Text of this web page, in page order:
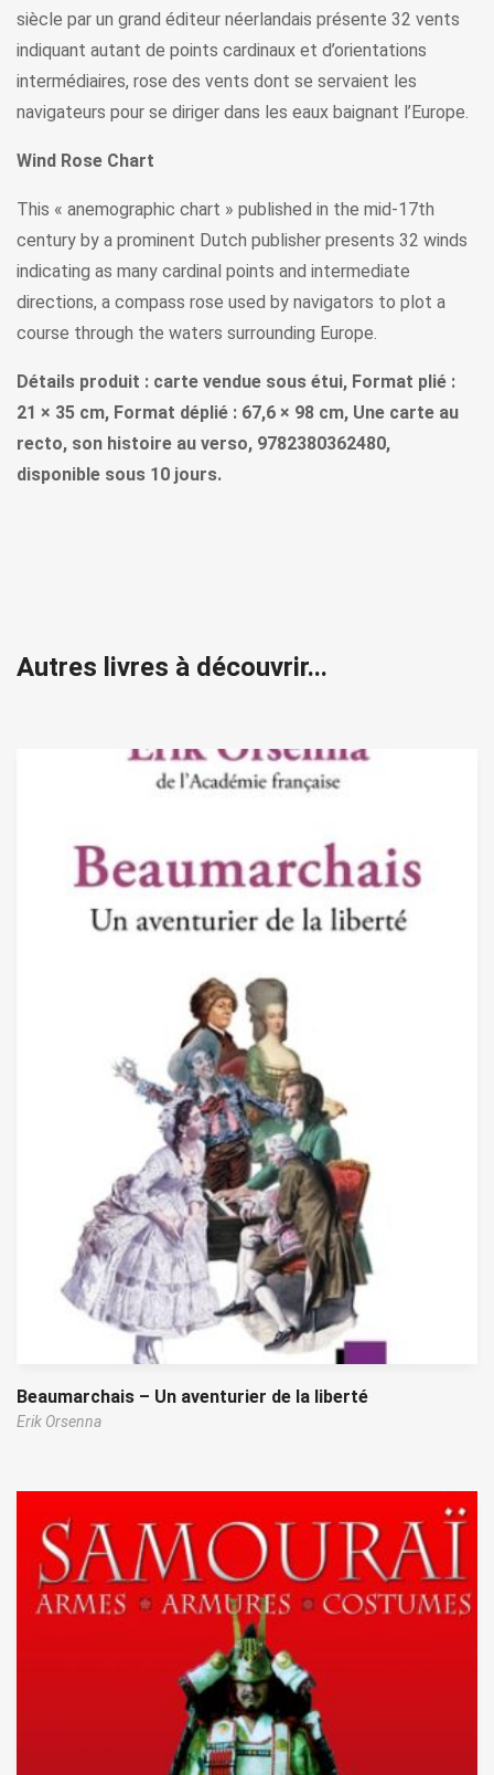
siècle par un grand éditeur néerlandais présente 32 vents
indiquant autant de points cardinaux et d’orientations
intermédiaires, rose des vents dont se servaient les
navigateurs pour se diriger dans les eaux baignant l’Europe.
Wind Rose Chart
This « anemographic chart » published in the mid-17th
century by a prominent Dutch publisher presents 32 winds
indicating as many cardinal points and intermediate
directions, a compass rose used by navigators to plot a
course through the waters surrounding Europe.
Détails produit : carte vendue sous étui, Format plié :
21 × 35 cm, Format déplié : 67,6 × 98 cm, Une carte au
recto, son histoire au verso, 9782380362480,
disponible sous 10 jours.
Autres livres à découvrir...
Beaumarchais – Un aventurier de la liberté
Erik Orsenna